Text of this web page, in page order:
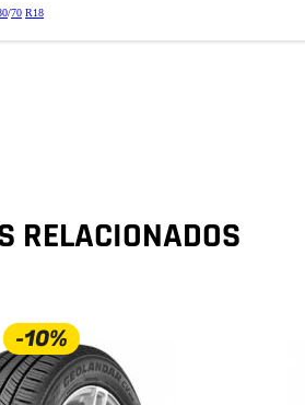
/70 R18
RELACIONADOS
-10%